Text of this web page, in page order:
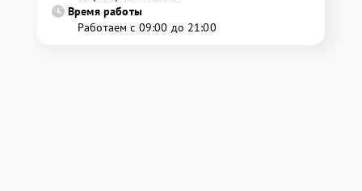
Время работы
Работаем с 09:00 до 21:00